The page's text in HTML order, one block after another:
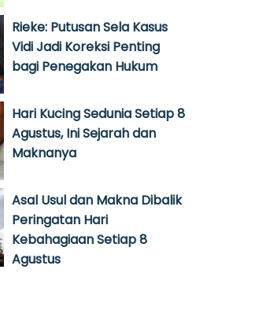
Rieke: Putusan Sela Kasus
Vidi Jadi Koreksi Penting
bagi Penegakan Hukum
Hari Kucing Sedunia Setiap 8
Agustus, Ini Sejarah dan
Maknanya
Asal Usul dan Makna Dibalik
Peringatan Hari
Kebahagiaan Setiap 8
Agustus